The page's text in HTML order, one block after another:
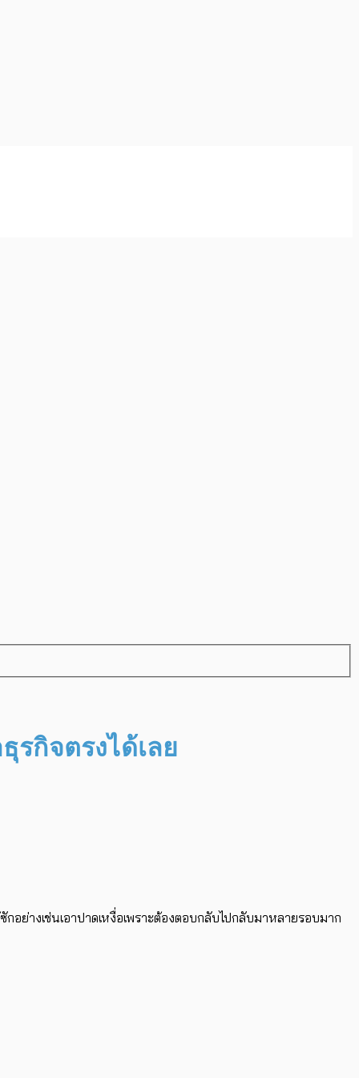
รกิจตรงได้เลย
ย่างเช่นเอาปาดเหงื่อเพราะต้องตอบกลับไปกลับมาหลายรอบมาก